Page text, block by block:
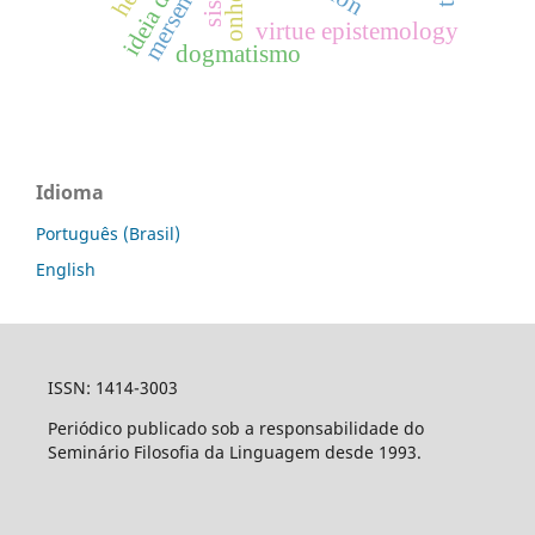
virtue epistemology
dogmatismo
Idioma
Português (Brasil)
English
ISSN: 1414-3003
Periódico publicado sob a responsabilidade do
Seminário Filosofia da Linguagem desde 1993.